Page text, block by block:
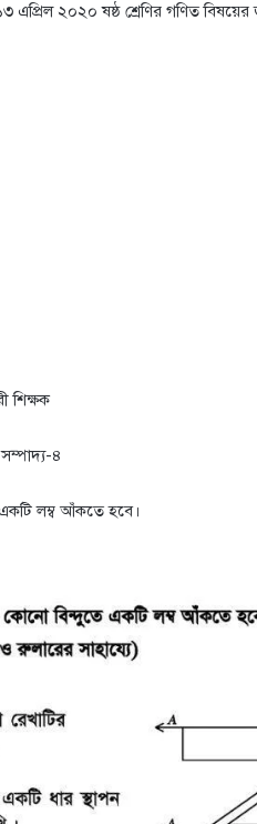
২০২০ ষষ্ঠ শ্রেণির গণিত বিষয়ের
শিক্ষক
৪
একটি লম্ব আঁকতে হবে।